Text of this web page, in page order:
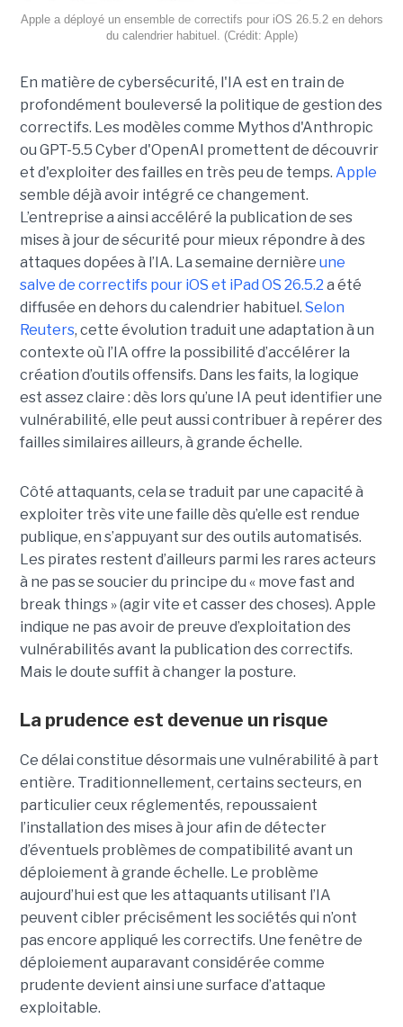
Apple a déployé un ensemble de correctifs pour iOS 26.5.2 en dehors
du calendrier habituel. (Crédit: Apple)
En matière de cybersécurité, l'IA est en train de
profondément bouleversé la politique de gestion des
correctifs. Les modèles comme Mythos d'Anthropic
ou GPT-5.5 Cyber d'OpenAI promettent de découvrir
et d'exploiter des failles en très peu de temps. Apple
semble déjà avoir intégré ce changement.
L’entreprise a ainsi accéléré la publication de ses
mises à jour de sécurité pour mieux répondre à des
attaques dopées à l’IA. La semaine dernière une
salve de correctifs pour iOS et iPad OS 26.5.2 a été
diffusée en dehors du calendrier habituel. Selon
Reuters, cette évolution traduit une adaptation à un
contexte où l’IA offre la possibilité d’accélérer la
création d’outils offensifs. Dans les faits, la logique
est assez claire : dès lors qu’une IA peut identifier une
vulnérabilité, elle peut aussi contribuer à repérer des
failles similaires ailleurs, à grande échelle.
Côté attaquants, cela se traduit par une capacité à
exploiter très vite une faille dès qu’elle est rendue
publique, en s’appuyant sur des outils automatisés.
Les pirates restent d’ailleurs parmi les rares acteurs
à ne pas se soucier du principe du « move fast and
break things » (agir vite et casser des choses). Apple
indique ne pas avoir de preuve d’exploitation des
vulnérabilités avant la publication des correctifs.
Mais le doute suffit à changer la posture.
La prudence est devenue un risque
Ce délai constitue désormais une vulnérabilité à part
entière. Traditionnellement, certains secteurs, en
particulier ceux réglementés, repoussaient
l’installation des mises à jour afin de détecter
d’éventuels problèmes de compatibilité avant un
déploiement à grande échelle. Le problème
aujourd’hui est que les attaquants utilisant l’IA
peuvent cibler précisément les sociétés qui n’ont
pas encore appliqué les correctifs. Une fenêtre de
déploiement auparavant considérée comme
prudente devient ainsi une surface d’attaque
exploitable.